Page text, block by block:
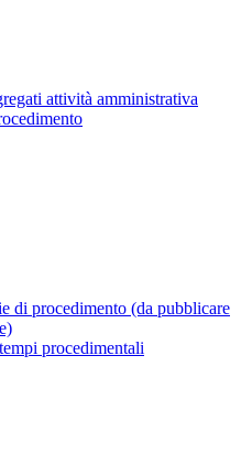
attività amministrativa
di procedimento (da pubblicare
procedimentali